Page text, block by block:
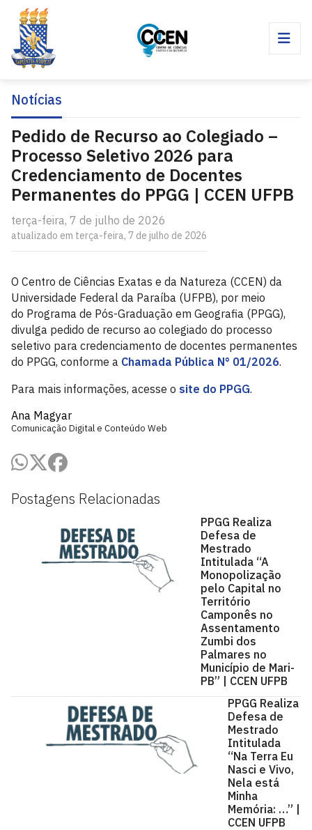
Postagens Relacionadas
PPGG Realiza
Defesa de
Mestrado
Intitulada “A
Monopolização
pelo Capital no
Território
Camponês no
Assentamento
Zumbi dos
Palmares no
Município de Mari-
PB” | CCEN UFPB
PPGG Realiza
Defesa de
Mestrado
Intitulada
“Na Terra Eu
Nasci e Vivo,
Nela está
Minha
Memória: …” |
CCEN UFPB
Notícias
Pedido de Recurso ao Colegiado –
Processo Seletivo 2026 para
Credenciamento de Docentes
Permanentes do PPGG | CCEN UFPB
terça-feira, 7 de julho de 2026
atualizado em terça-feira, 7 de julho de 2026
O Centro de Ciências Exatas e da Natureza (CCEN) da
Universidade Federal da Paraíba (UFPB), por meio
do Programa de Pós-Graduação em Geografia (PPGG),
divulga pedido de recurso ao colegiado do processo
seletivo para credenciamento de docentes permanentes
do PPGG, conforme a Chamada Pública N° 01/2026.
Para mais informações, acesse o site do PPGG.
Ana Magyar
Comunicação Digital e Conteúdo Web